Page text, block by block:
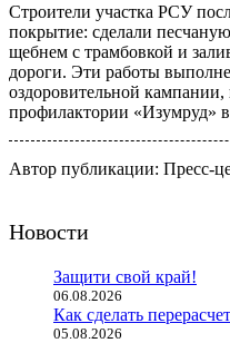
Строители участка РСУ
покрытие: сделали
щебнем с трамбовкой и
дороги. Эти работы
оздоровительной кампании,
профилактории «Изумруд»
Автор публикации: Пресс-
Новости
Защити свой край!
06.08.2026
Как сделать
05.08.2026